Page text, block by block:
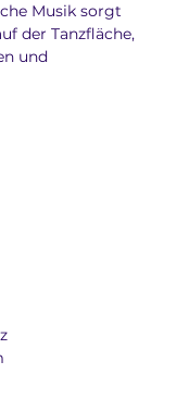
Musik sorgt
der Tanzfläche,
und